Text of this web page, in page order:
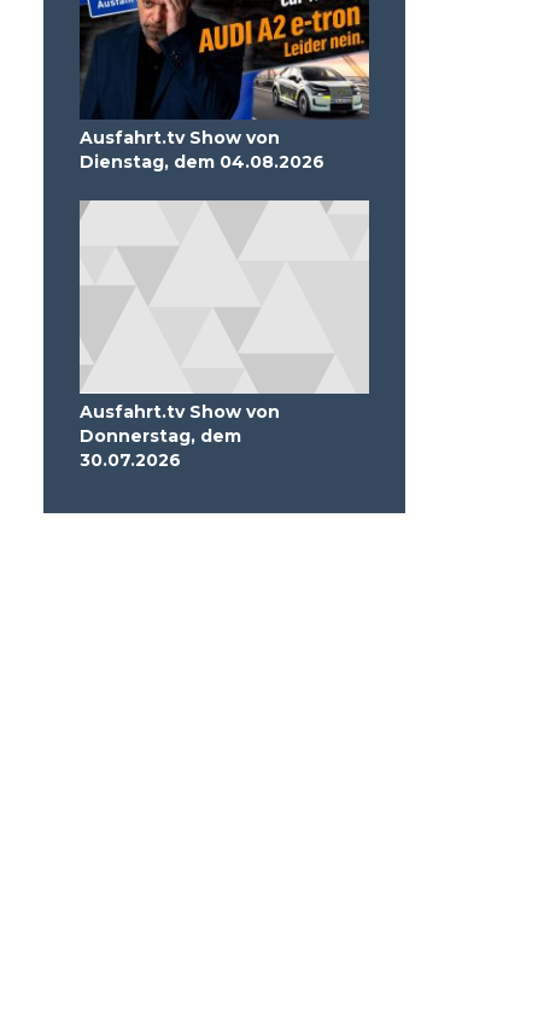
Ausfahrt.tv Show von
Dienstag, dem 04.08.2026
Ausfahrt.tv Show von
Donnerstag, dem
30.07.2026